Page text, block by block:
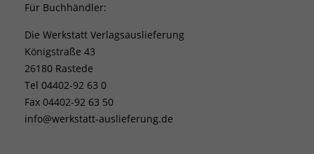
Für Buchhändler:
Die Werkstatt Verlagsauslieferung
Königstraße 43
26180 Rastede
Tel 04402-92 63 0
Fax 04402-92 63 50
info@werkstatt-auslieferung.de